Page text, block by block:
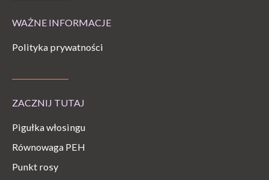
WAŻNE INFORMACJE
Polityka prywatności
ZACZNIJ TUTAJ
Pigułka włosingu
Równowaga PEH
Punkt rosy